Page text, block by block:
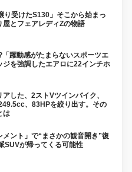
り受けたS130」そこから始まっ
屋とフェアレディZの物語
躍動感がたまらないスポーツエ
ジを強調したエアロに22インチホ
した、2ストVツインバイク、
、83HPを絞り出す。その
は
メント」で“まさかの観音開き”復
SUVが帰ってくる可能性